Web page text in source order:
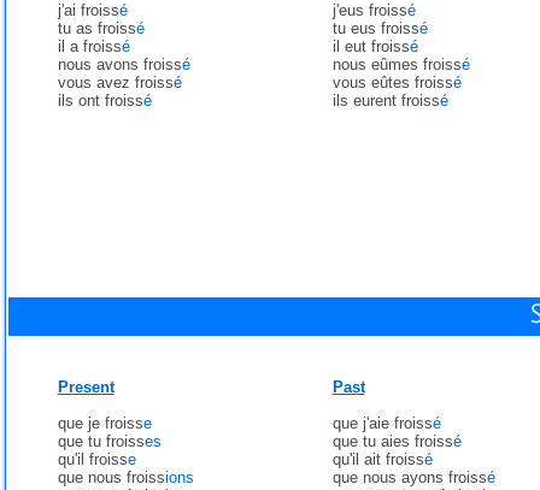
j'ai froissé
tu as froissé
il a froissé
nous avons froissé
vous avez froissé
ils ont froissé
j'eus froissé
tu eus froissé
il eut froissé
nous eûmes froissé
vous eûtes froissé
ils eurent froissé
Present
que je froisse
que tu froisses
qu'il froisse
que nous froissions
Past
que j'aie froissé
que tu aies froissé
qu'il ait froissé
que nous ayons froissé